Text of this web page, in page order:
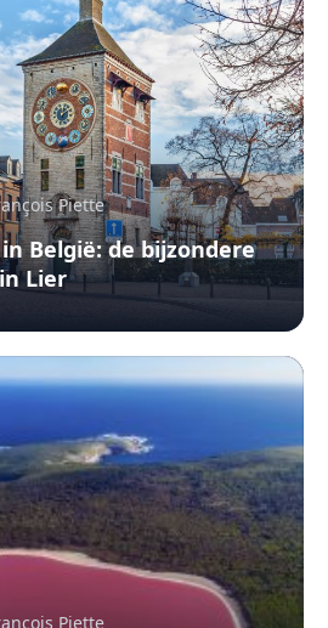
Piette
België: de bijzondere
Lier
Piette